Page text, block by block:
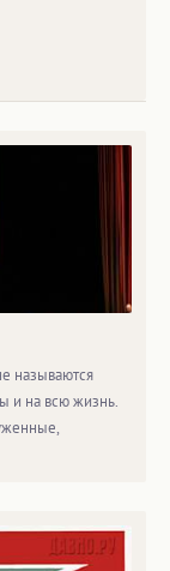
называются
и на всю жизнь.